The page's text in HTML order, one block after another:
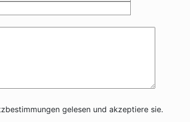
gelesen und akzeptiere sie.